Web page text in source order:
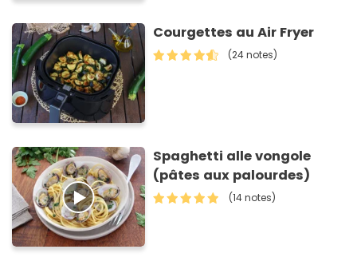
Courgettes au Air Fryer
(24 notes)
Spaghetti alle vongole
(pâtes aux palourdes)
(14 notes)